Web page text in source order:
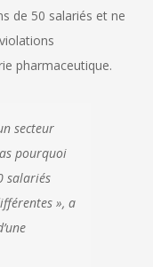
de 50 salariés et ne
pharmaceutique.
secteur
pourquoi
salariés
», a